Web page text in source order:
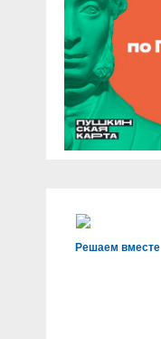
Решаем вместе